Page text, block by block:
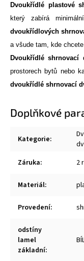
Dvoukřídlé plastové
který zabírá
dvoukřídlových
a všude tam, kde
Dvoukřídlé shrnovací
prostorech bytů nebo
dvoukřídlé shrnovací
Doplňkové
Kategorie:
Záruka: 2
Materiál:
Provedení:
odstíny
lamel
základní: